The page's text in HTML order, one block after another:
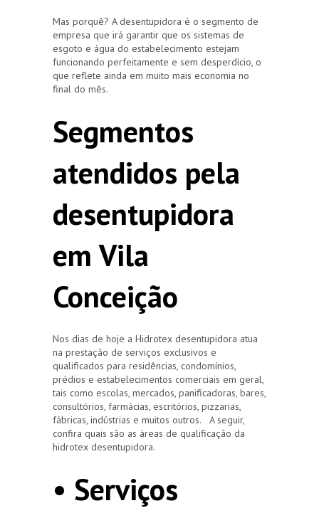
Mas porquê? A desentupidora é o segmento de
empresa que irá garantir que os sistemas de
esgoto e água do estabelecimento estejam
funcionando perfeitamente e sem desperdício, o
que reflete ainda em muito mais economia no
final do mês.
Segmentos
atendidos pela
desentupidora
em Vila
Conceição
Nos dias de hoje a Hidrotex desentupidora atua
na prestação de serviços exclusivos e
qualificados para residências, condomínios,
prédios e estabelecimentos comerciais em geral,
tais como escolas, mercados, panificadoras, bares,
consultórios, farmácias, escritórios, pizzarias,
fábricas, indústrias e muitos outros. A seguir,
confira quais são as áreas de qualificação da
hidrotex desentupidora.
• Serviços